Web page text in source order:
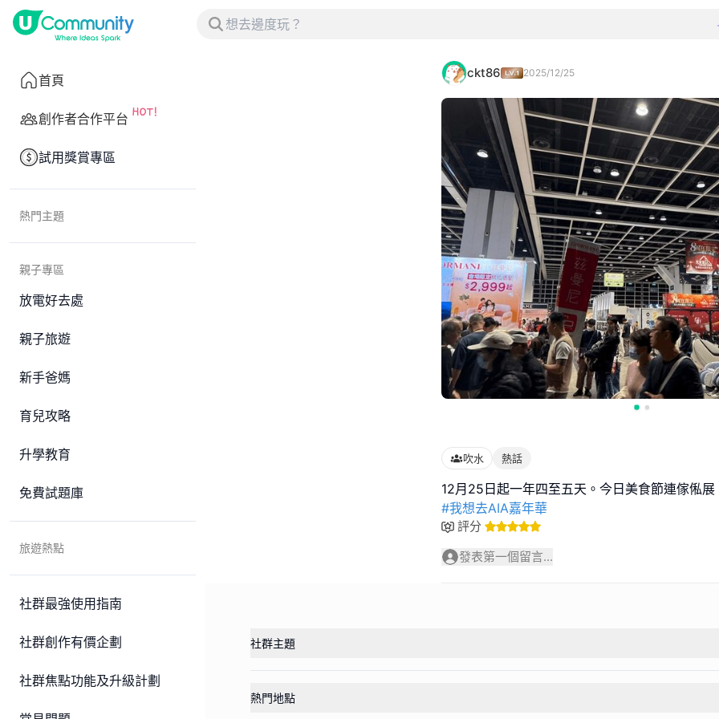
首頁
創作者合作平台
試用獎賞專區
熱門主題
親子專區
放電好去處
親子旅遊
新手爸媽
育兒攻略
升學教育
免費試題庫
旅遊熱點
社群最強使用指南
社群創作有價企劃
社群焦點功能及升級計劃
ckt86 2025/12/25
吹水 熱話
#我想去AIA嘉年華
評分
發表第一個留言...
社群主題
熱門地點